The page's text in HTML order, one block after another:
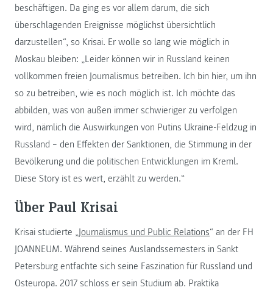
beschäftigen. Da ging es vor allem darum, die sich
überschlagenden Ereignisse möglichst übersichtlich
darzustellen“, so Krisai. Er wolle so lang wie möglich in
Moskau bleiben: „Leider können wir in Russland keinen
vollkommen freien Journalismus betreiben. Ich bin hier, um ihn
so zu betreiben, wie es noch möglich ist. Ich möchte das
abbilden, was von außen immer schwieriger zu verfolgen
wird, nämlich die Auswirkungen von Putins Ukraine-Feldzug in
Russland – den Effekten der Sanktionen, die Stimmung in der
Bevölkerung und die politischen Entwicklungen im Kreml.
Diese Story ist es wert, erzählt zu werden.“
Über Paul Krisai
Krisai studierte „Journalismus und Public Relations“ an der FH
JOANNEUM. Während seines Auslandssemesters in Sankt
Petersburg entfachte sich seine Faszination für Russland und
Osteuropa. 2017 schloss er sein Studium ab. Praktika